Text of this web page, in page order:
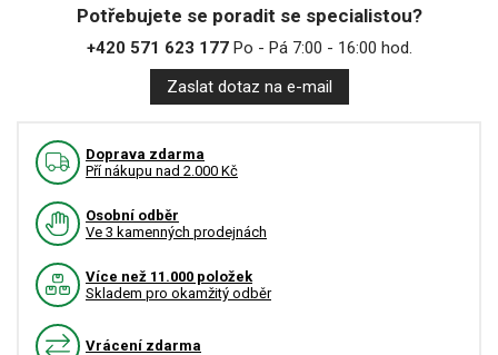
Potřebujete se poradit se specialistou?
+420 571 623 177Po - Pá 7:00 - 16:00 hod.
Zaslat dotaz na e-mail
Doprava zdarma
Pří nákupu nad 2.000 Kč
Osobní odběr
Ve 3 kamenných prodejnách
Více než 11.000 položek
Skladem pro okamžitý odběr
Vrácení zdarma